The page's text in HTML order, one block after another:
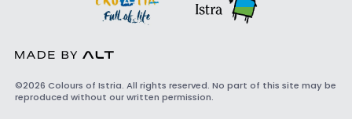
©2026 Colours of Istria. All rights reserved. No part of this site may be
reproduced without our written permission.